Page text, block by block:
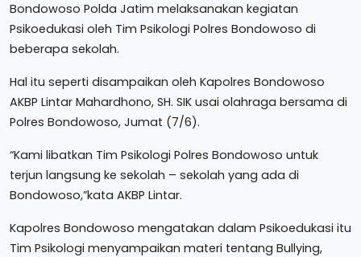
Bondowoso Polda Jatim melaksanakan kegiatan
Psikoedukasi oleh Tim Psikologi Polres Bondowoso di
beberapa sekolah.
Hal itu seperti disampaikan oleh Kapolres Bondowoso
AKBP Lintar Mahardhono, SH. SIK usai olahraga bersama di
Polres Bondowoso, Jumat (7/6).
“Kami libatkan Tim Psikologi Polres Bondowoso untuk
terjun langsung ke sekolah – sekolah yang ada di
Bondowoso,”kata AKBP Lintar.
Kapolres Bondowoso mengatakan dalam Psikoedukasi itu
Tim Psikologi menyampaikan materi tentang Bullying,